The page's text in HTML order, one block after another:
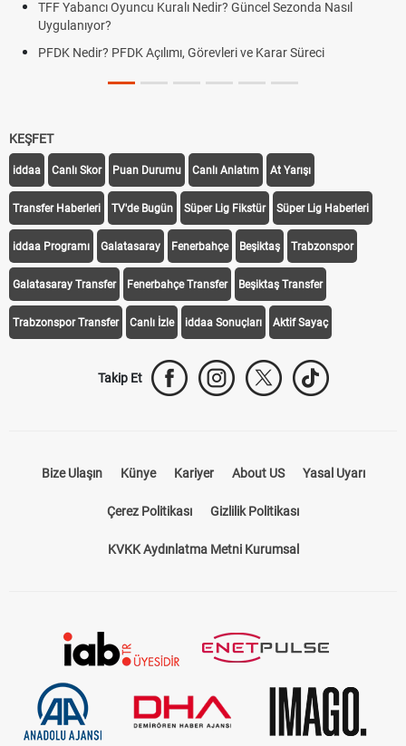
TFF Yabancı Oyuncu Kuralı Nedir? Güncel Sezonda Nasıl
Uygulanıyor?
PFDK Nedir? PFDK Açılımı, Görevleri ve Karar Süreci
KEŞFET
iddaa Canlı Skor Puan Durumu Canlı Anlatım At Yarışı
Transfer Haberleri TV'de Bugün Süper Lig Fikstür Süper Lig Haberleri
iddaa Programı Galatasaray Fenerbahçe Beşiktaş Trabzonspor
Galatasaray Transfer Fenerbahçe Transfer Beşiktaş Transfer
Trabzonspor Transfer Canlı İzle iddaa Sonuçları Aktif Sayaç
Takip Et
Bize Ulaşın Künye Kariyer About US Yasal Uyarı
Çerez Politikası Gizlilik Politikası
KVKK Aydınlatma Metni Kurumsal